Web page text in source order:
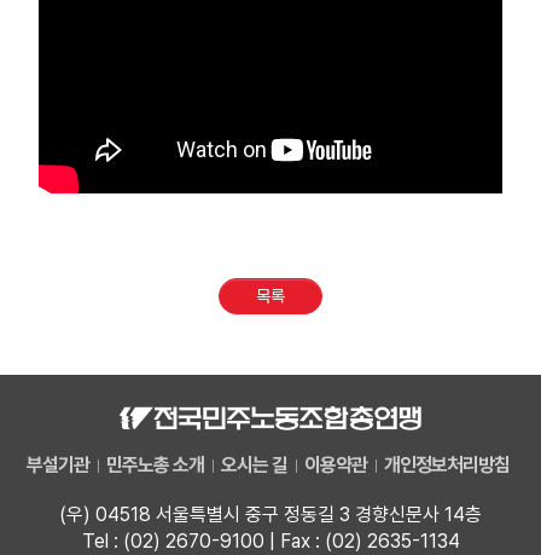
목록
부설기관 민주노총 소개 오시는 길 이용약관 개인정보처리방침
(우) 04518 서울특별시 중구 정동길 3 경향신문사 14층
Tel : (02) 2670-9100 | Fax : (02) 2635-1134